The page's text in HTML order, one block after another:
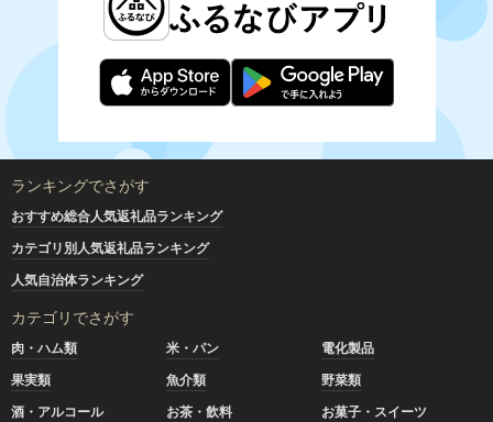
ランキングでさがす
おすすめ総合人気返礼品ランキング
カテゴリ別人気返礼品ランキング
人気自治体ランキング
カテゴリでさがす
肉・ハム類 米・パン
電化製品
果実類
魚介類
野菜類
酒・アルコール
お茶・飲料
お菓子・スイーツ